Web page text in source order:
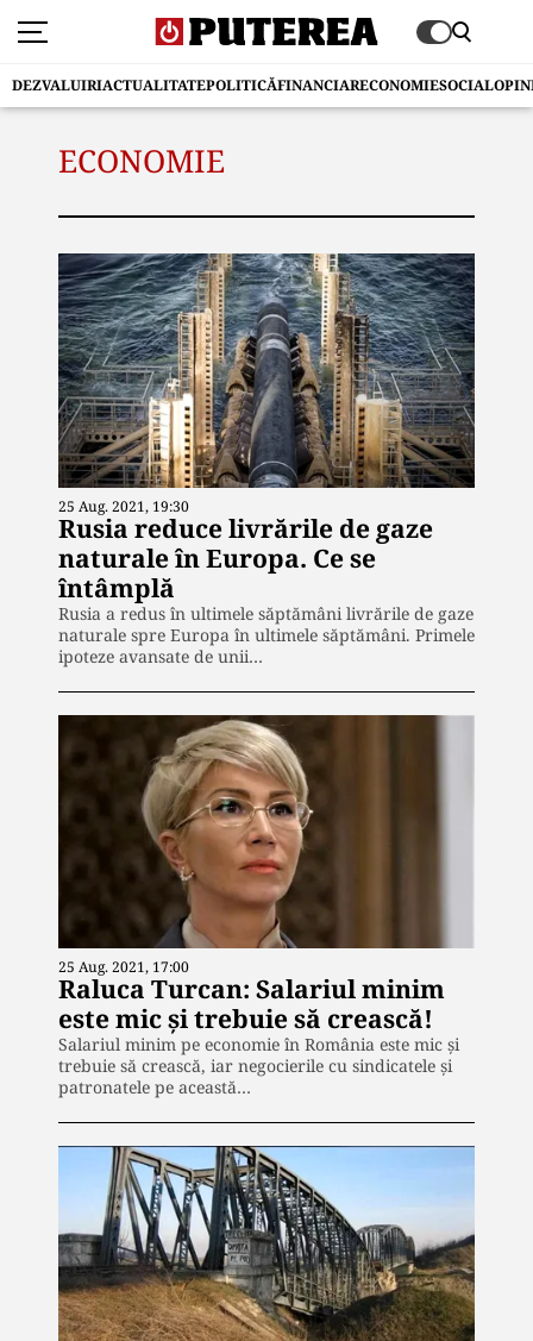
DEZVALUIRIACTUALITATEPOLITICĂFINANCIARECONOMIESOCIAL
ECONOMIE
25 Aug. 2021, 19:30
Rusia reduce livrările de gaze
naturale în Europa. Ce se
întâmplă
Rusia a redus în ultimele săptămâni livrările de gaze
naturale spre Europa în ultimele săptămâni. Primele
ipoteze avansate de unii…
25 Aug. 2021, 17:00
Raluca Turcan: Salariul minim
este mic și trebuie să crească!
Salariul minim pe economie în România este mic şi
trebuie să crească, iar negocierile cu sindicatele şi
patronatele pe această…